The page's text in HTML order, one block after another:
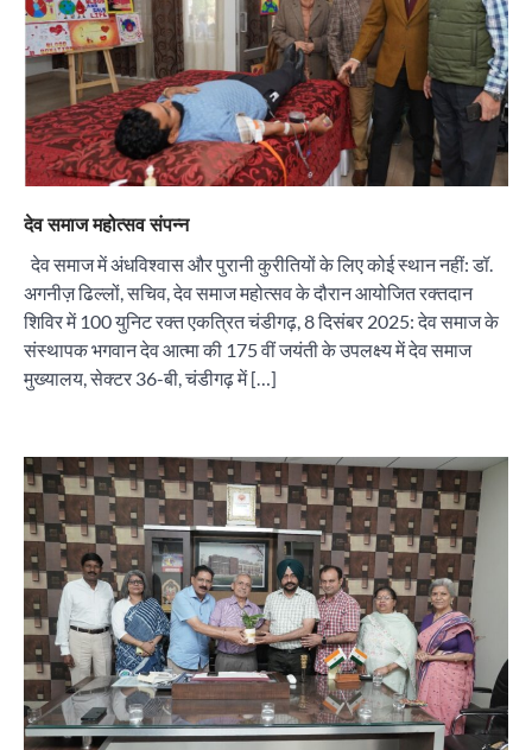
देव समाज महोत्सव संपन्न
देव समाज में अंधविश्वास और पुरानी कुरीतियों के लिए कोई स्थान नहीं: डॉ.
अगनीज़ ढिल्लों, सचिव, देव समाज महोत्सव के दौरान आयोजित रक्तदान
शिविर में 100 युनिट रक्त एकत्रित चंडीगढ़, 8 दिसंबर 2025: देव समाज के
संस्थापक भगवान देव आत्मा की 175 वीं जयंती के उपलक्ष्य में देव समाज
मुख्यालय, सेक्टर 36-बी, चंडीगढ़ में […]
2
“वोकल फॉर लोकल” से “लोकल टू ग्लोबल” की ओर भारत
का बढ़ता कदम, 12 से 15 अगस्त तक भारत मंडपम में होगा
भव्य भारत व्यापार महोत्सव : हरीश गर्ग
City uday August 6, 2026
सोलर एनर्जी वेंडर्स एसोसिएशन (सेवा) ने पंजाब में सौर
परियोजनाओं की बाधाओं को दूर करने के लिए पीएसपीसीएल